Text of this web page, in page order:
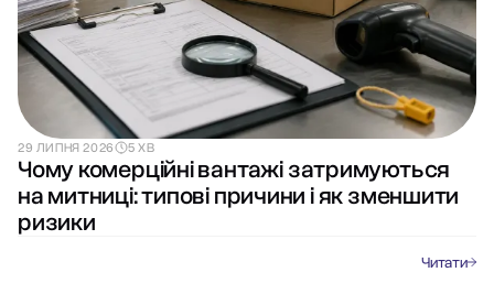
29 ЛИПНЯ 2026 5 ХВ
Чому комерційні вантажі затримуються
на митниці: типові причини і як зменшити
ризики
Читати